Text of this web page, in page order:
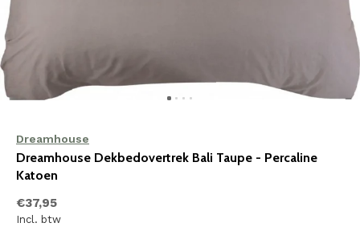
Dreamhouse
Dreamhouse Dekbedovertrek Bali Taupe - Percaline
Katoen
€37,95
Incl. btw